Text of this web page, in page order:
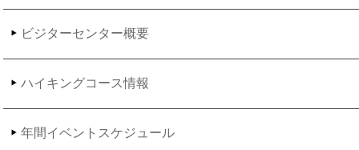
ビジターセンター概要
ハイキングコース情報
年間イベントスケジュール